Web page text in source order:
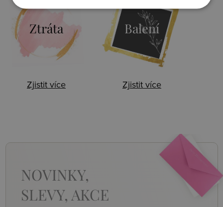
Ztráta
Zjistit více
Balení
Zjistit více
NOVINKY,
SLEVY, AKCE